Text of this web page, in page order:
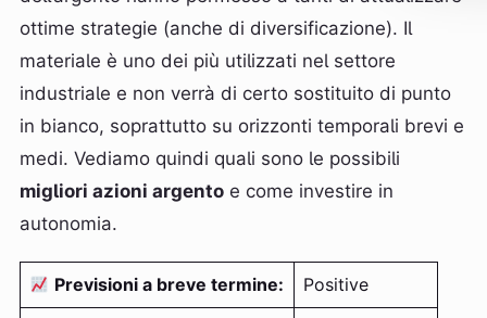
ottime strategie (anche di diversificazione). Il
materiale è uno dei più utilizzati nel settore
industriale e non verrà di certo sostituito di punto
in bianco, soprattutto su orizzonti temporali brevi e
medi. Vediamo quindi quali sono le possibili
migliori azioni argento e come investire in
autonomia.
Previsioni a breve termine: Positive